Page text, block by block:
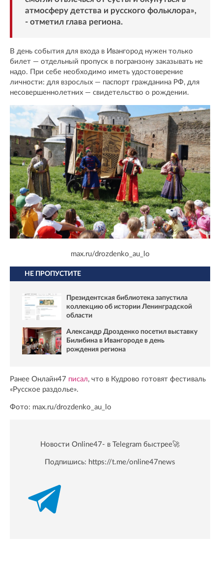
атмосферу детства и русского фольклора»,
- отметил глава региона.
В день события для входа в Ивангород нужен только
билет — отдельный пропуск в погранзону заказывать не
надо. При себе необходимо иметь удостоверение
личности: для взрослых — паспорт гражданина РФ, для
несовершеннолетних — свидетельство о рождении.
max.ru/drozdenko_au_lo
НЕ ПРОПУСТИТЕ
Президентская библиотека запустила
коллекцию об истории Ленинградской
области
Александр Дрозденко посетил выставку
Билибина в Ивангороде в день
рождения региона
Ранее Онлайн47 писал, что в Кудрово готовят фестиваль
«Русское раздолье».
Фото: max.ru/drozdenko_au_lo
Новости Online47- в Telegram быстрее🚀
Подпишись: https://t.me/online47news